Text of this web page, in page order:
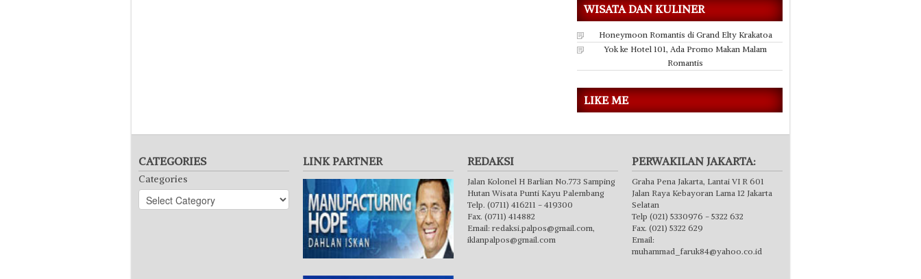
WISATA DAN KULINER
Honeymoon Romantis di Grand Elty Krakatoa
Yok ke Hotel 101, Ada Promo Makan Malam
Romantis
LIKE ME
CATEGORIES
Categories
LINK PARTNER REDAKSI
Jalan Kolonel H Barlian No.773 Samping
Hutan Wisata Punti Kayu Palembang
Telp. (0711) 416211 - 419300
Fax. (0711) 414882
Email: redaksi.palpos@gmail.com,
iklanpalpos@gmail.com
PERWAKILAN JAKARTA:
Graha Pena Jakarta, Lantai VI R 601
Jalan Raya Kebayoran Lama 12 Jakarta
Selatan
Telp (021) 5330976 - 5322 632
Fax. (021) 5322 629
Email:
muhammad_faruk84@yahoo.co.id